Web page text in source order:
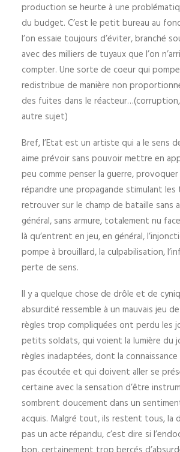
production se heurte à une
du budget. C’est le petit bureau au
l’on essaie toujours d’éviter, branché
avec des milliers de tuyaux que l’on
compter. Une sorte de coeur qui
redistribue de manière non
des fuites dans le
autre sujet)
Bref, l’Etat est un artiste qui a le sens
aime prévoir sans pouvoir mettre en
peu comme penser la guerre, provoquer
répandre une propagande stimulant les
retrouver sur le champ de bataille sans
général, sans armure, totalement nu face
là qu’entrent en jeu, en général,
pompe à brouillard, la culpabilisation,
perte de sens.
Il y a quelque chose de drôle et de
absurdité ressemble à un mauvais jeu
règles trop compliquées ont perdu les
petits soldats, qui voient la lumière du
règles inadaptées, dont la
pas écoutée et qui doivent aller se
certaine avec la sensation d’être
sombrent doucement dans un
acquis. Malgré tout, ils restent tous, la
pas un acte répandu, c’est dire si